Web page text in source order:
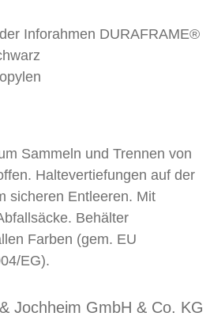
Inforahmen DURAFRAME®
Sammeln und Trennen von
Haltevertiefungen auf der
sicheren Entleeren. Mit
Behälter
Farben (gem. EU
EG).
Jochheim GmbH & Co. KG